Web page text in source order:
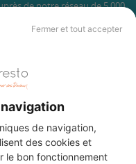
Fermer et tout accepter
de navigation,
des cookies et
le bon fonctionnement
de notre réseau de 5 000
DEVIS